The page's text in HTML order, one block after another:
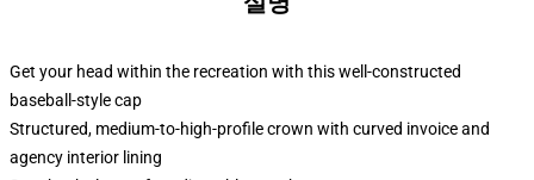
Get your head within the recreation with this well-constructed
baseball-style cap
Structured, medium-to-high-profile crown with curved invoice and
agency interior lining